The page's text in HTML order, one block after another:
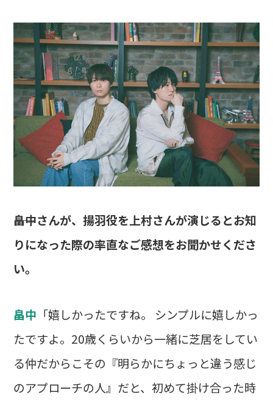
――畠中さんが、揚羽役を上村さんが演じるとお知
りになった際の率直なご感想をお聞かせくださ
い。
畠中 「嬉しかったですね。 シンプルに嬉しかっ
たですよ。20歳くらいから一緒に芝居をしてい
る仲だからこその『明らかにちょっと違う感じ
のアプローチの人』だと、初めて掛け合った時